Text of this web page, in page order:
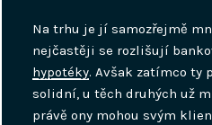
Na trhu je jí samozřejmě
nejčastěji se rozlišují
hypotéky. Avšak zatímco ty
solidní, u těch druhých už
právě ony mohou svým